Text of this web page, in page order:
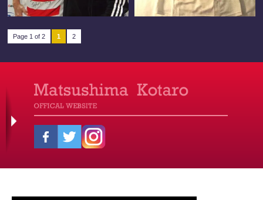
Page 1 of 2 1 2